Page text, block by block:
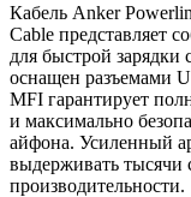
Кабель Anker
Cable представляет
для быстрой
оснащен разъемами
MFI гарантирует
и максимально
айфона. Усиленный
выдерживать тысячи
производительности.